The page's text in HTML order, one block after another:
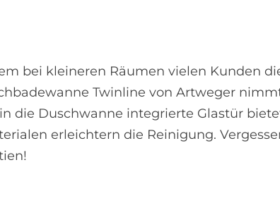
bei kleineren Räumen vielen Kunden
Twinline von Artweger
die Duschwanne integrierte Glastür
erleichtern die Reinigung.